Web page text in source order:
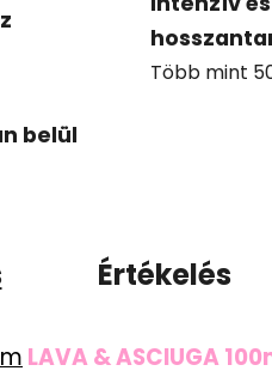
Több mint
belül
Értékelés
LAVA & ASCIUGA